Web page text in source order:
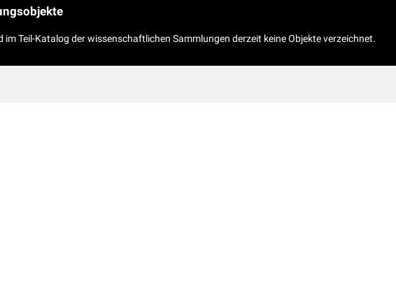
im Teil-Katalog der wissenschaftlichen Sammlungen derzeit keine Objekte verzeichnet.